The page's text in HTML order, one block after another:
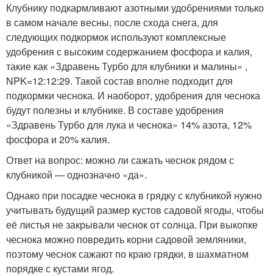
Клубнику подкармливают азотными удобрениями только
в самом начале весны, после схода снега, для
следующих подкормок используют комплексные
удобрения с высоким содержанием фосфора и калия,
такие как «Здравень Турбо для клубники и малины» ,
NPK=12:12:29. Такой состав вполне подходит для
подкормки чеснока. И наоборот, удобрения для чеснока
будут полезны и клубнике. В составе удобрения
«Здравень Турбо для лука и чеснока» 14% азота, 12%
фосфора и 20% калия.
Ответ на вопрос: можно ли сажать чеснок рядом с
клубникой — однозначно «да».
Однако при посадке чеснока в грядку с клубникой нужно
учитывать будущий размер кустов садовой ягоды, чтобы
её листья не закрывали чеснок от солнца. При выкопке
чеснока можно повредить корни садовой земляники,
поэтому чеснок сажают по краю грядки, в шахматном
порядке с кустами ягод.